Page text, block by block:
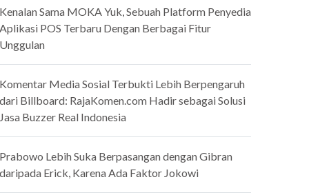
Sama MOKA Yuk, Sebuah Platform Penyedia
POS Terbaru Dengan Berbagai Fitur
Media Sosial Terbukti Lebih Berpengaruh
Billboard: RajaKomen.com Hadir sebagai Solusi
Buzzer Real Indonesia
Lebih Suka Berpasangan dengan Gibran
Erick, Karena Ada Faktor Jokowi